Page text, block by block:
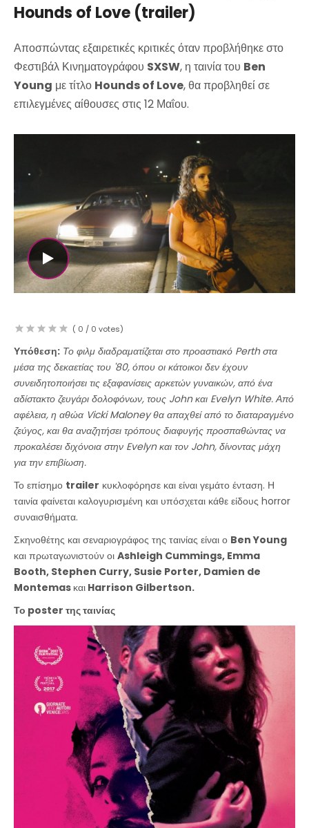
Hounds of Love (trailer)
Αποσπώντας εξαιρετικές κριτικές όταν προβλήθηκε στο
Φεστιβάλ Κινηματογράφου SXSW, η ταινία του Ben
Young με τίτλο Hounds of Love, θα προβληθεί σε
επιλεγμένες αίθουσες στις 12 Μαΐου.
WATCH THE VIDEO
( 0 / 0 votes)
Υπόθεση: Το φιλμ διαδραματίζεται στο προαστιακό Perth στα
μέσα της δεκαετίας του '80, όπου οι κάτοικοι δεν έχουν
συνειδητοποιήσει τις εξαφανίσεις αρκετών γυναικών, από ένα
αδίστακτο ζευγάρι δολοφόνων, τους John και Evelyn White. Από
αφέλεια, η αθώα Vicki Maloney θα απαχθεί από το διαταραγμένο
ζεύγος, και θα αναζητήσει τρόπους διαφυγής προσπαθώντας να
προκαλέσει διχόνοια στην Evelyn και τον John, δίνοντας μάχη
για την επιβίωση.
Το επίσημο trailer κυκλοφόρησε και είναι γεμάτο ένταση. Η
ταινία φαίνεται καλογυρισμένη και υπόσχεται κάθε είδους horror
συναισθήματα.
Σκηνοθέτης και σεναριογράφος της ταινίας είναι ο Ben Young
και πρωταγωνιστούν οι Ashleigh Cummings, Emma
Booth, Stephen Curry, Susie Porter, Damien de
Montemas και Harrison Gilbertson.
Το poster της ταινίας